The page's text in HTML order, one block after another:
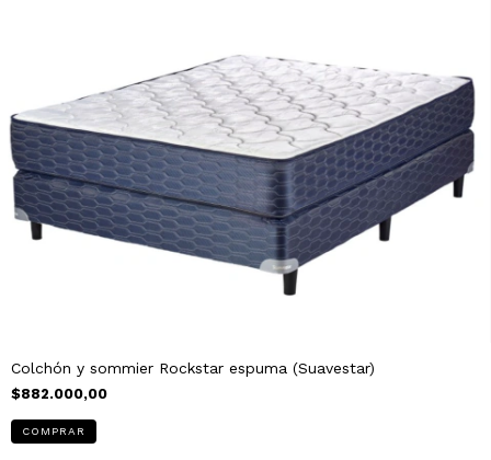
Colchón y sommier Rockstar espuma (Suavestar)
$882.000,00
COMPRAR